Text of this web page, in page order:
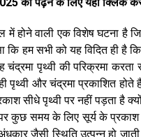
होने वाली एक विशेष घटना है
हम सभी को यह विदित ही है
चंद्रमा पृथ्वी की परिक्रमा
पृथ्वी और चंद्रमा प्रकाशित
सीधे पृथ्वी पर नहीं पड़ता है
पर कुछ समय के लिए सूर्य के
जैसी स्थिति उत्पन्न हो